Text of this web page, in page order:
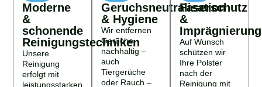
Moderne
&
schonende
Reinigungstechniken
Unsere
Reinigung
erfolgt mit
leistungsstarken
Geruchsneutralisation
& Hygiene
Wir entfernen
Gerüche
nachhaltig –
auch
Tiergerüche
oder Rauch –
Faserschutz
&
Imprägnierung
Auf Wunsch
schützen wir
Ihre Polster
nach der
Reinigung mit